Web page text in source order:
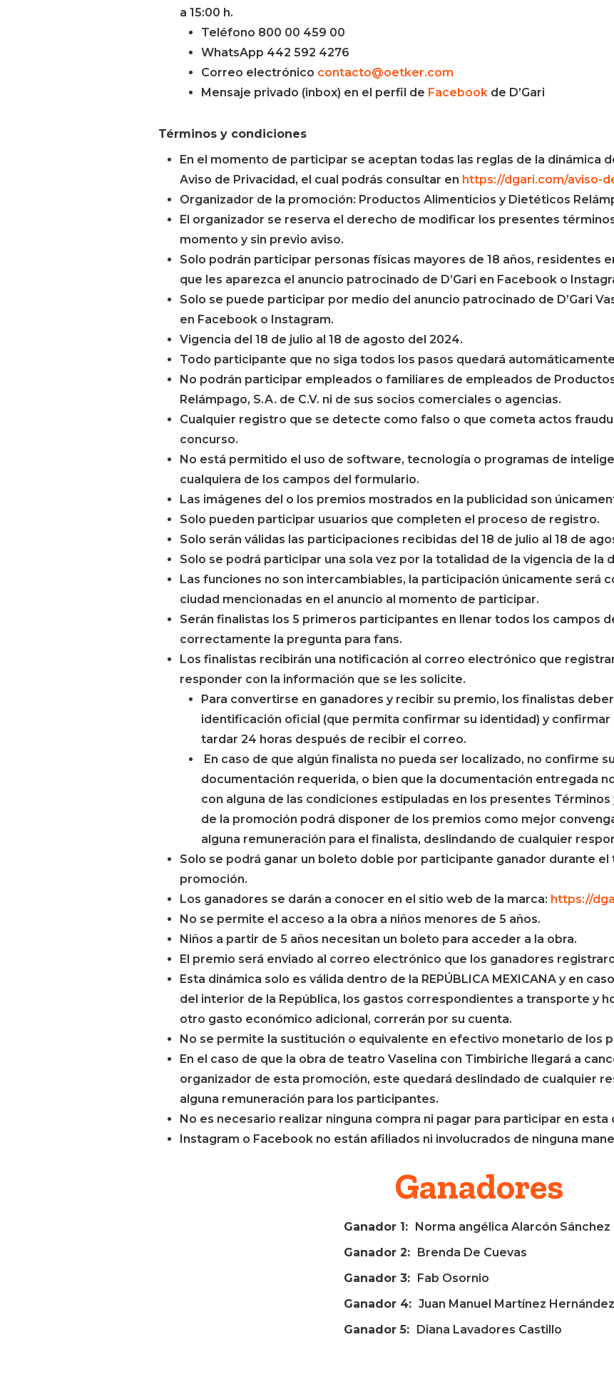
a 15:00 h.
Teléfono 800 00 459 00
WhatsApp 442 592 4276
Correo electrónico contacto@oetker.com
Mensaje privado (inbox) en el perfil de Facebook de D’Gari
Términos y condiciones
En el momento de participar se aceptan todas las reglas de la dinámica
Aviso de Privacidad, el cual podrás consultar en https://dgari.com/aviso-
Organizador de la promoción: Productos Alimenticios y Dietéticos
El organizador se reserva el derecho de modificar los presentes
momento y sin previo aviso.
Solo podrán participar personas físicas mayores de 18 años, residentes
que les aparezca el anuncio patrocinado de D’Gari en Facebook o
Solo se puede participar por medio del anuncio patrocinado de D’Gari
en Facebook o Instagram.
Vigencia del 18 de julio al 18 de agosto del 2024.
Todo participante que no siga todos los pasos quedará
No podrán participar empleados o familiares de empleados de
Relámpago, S.A. de C.V. ni de sus socios comerciales o agencias.
Cualquier registro que se detecte como falso o que cometa actos
concurso.
No está permitido el uso de software, tecnología o programas de
cualquiera de los campos del formulario.
Las imágenes del o los premios mostrados en la publicidad son
Solo pueden participar usuarios que completen el proceso de registro.
Solo serán válidas las participaciones recibidas del 18 de julio al 18 de
Solo se podrá participar una sola vez por la totalidad de la vigencia de la
Las funciones no son intercambiables, la participación únicamente será
ciudad mencionadas en el anuncio al momento de participar.
Serán finalistas los 5 primeros participantes en llenar todos los campos
correctamente la pregunta para fans.
Los finalistas recibirán una notificación al correo electrónico que
responder con la información que se les solicite.
Para convertirse en ganadores y recibir su premio, los finalistas
identificación oficial (que permita confirmar su identidad) y confirmar
tardar 24 horas después de recibir el correo.
En caso de que algún finalista no pueda ser localizado, no confirme
documentación requerida, o bien que la documentación entregada
con alguna de las condiciones estipuladas en los presentes
de la promoción podrá disponer de los premios como mejor
alguna remuneración para el finalista, deslindando de cualquier
Solo se podrá ganar un boleto doble por participante ganador durante
promoción.
Los ganadores se darán a conocer en el sitio web de la marca: https://
No se permite el acceso a la obra a niños menores de 5 años.
Niños a partir de 5 años necesitan un boleto para acceder a la obra.
El premio será enviado al correo electrónico que los ganadores
Esta dinámica solo es válida dentro de la REPÚBLICA MEXICANA y en
del interior de la República, los gastos correspondientes a transporte y
otro gasto económico adicional, correrán por su cuenta.
No se permite la sustitución o equivalente en efectivo monetario de los
En el caso de que la obra de teatro Vaselina con Timbiriche llegará a
organizador de esta promoción, este quedará deslindado de cualquier
alguna remuneración para los participantes.
No es necesario realizar ninguna compra ni pagar para participar en esta
Instagram o Facebook no están afiliados ni involucrados de ninguna
Ganadores
Ganador 1: Norma angélica Alarcón Sánchez
Ganador 2: Brenda De Cuevas
Ganador 3: Fab Osornio
Ganador 4: Juan Manuel Martínez Hernández
Ganador 5: Diana Lavadores Castillo